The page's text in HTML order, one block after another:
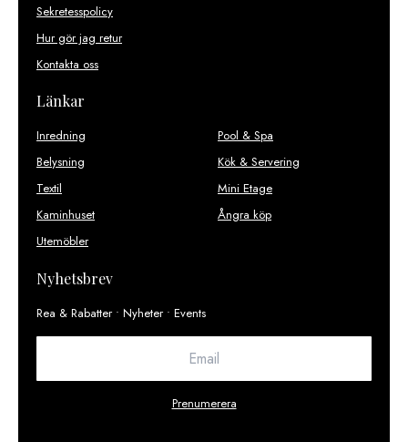
Sekretesspolicy
Hur gör jag retur
Kontakta oss
Länkar
Inredning
Belysning
Textil
Kaminhuset
Utemöbler
Pool & Spa
Kök & Servering
Mini Etage
Ångra köp
Nyhetsbrev
Rea & Rabatter • Nyheter • Events
Prenumerera